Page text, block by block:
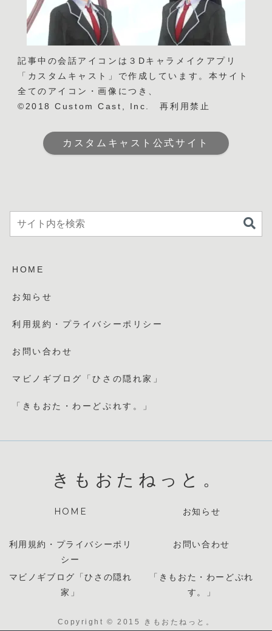
記事中の会話アイコンは３Dキャラメイクアプリ
「カスタムキャスト」で作成しています。本サイト
全てのアイコン・画像につき、
©2018 Custom Cast, Inc. 再利用禁止
カスタムキャスト公式サイト
HOME
お知らせ
利用規約・プライバシーポリシー
お問い合わせ
マビノギブログ「ひさの隠れ家」
「きもおた・わーどぷれす。」
きもおたねっと。
HOME お知らせ
利用規約・プライバシーポリ
シー
お問い合わせ
マビノギブログ「ひさの隠れ
家」
「きもおた・わーどぷれ
す。」
Copyright © 2015 きもおたねっと。